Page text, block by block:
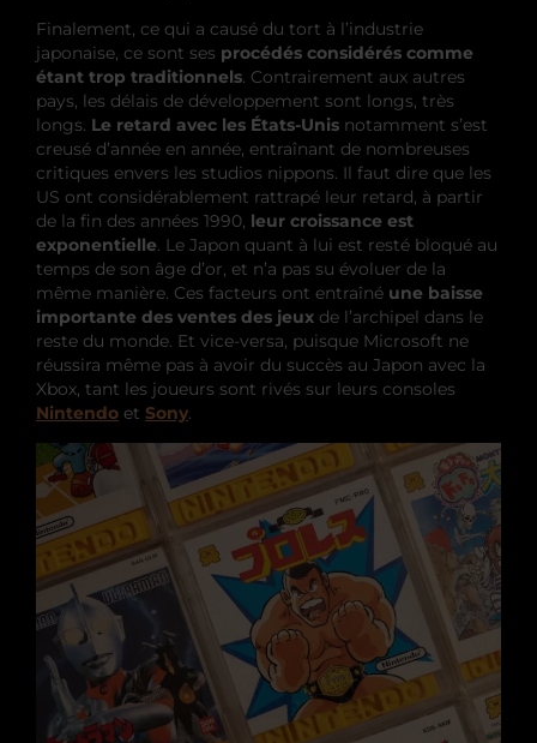
Finalement, ce qui a causé du tort à l’industrie
japonaise, ce sont ses procédés considérés comme
étant trop traditionnels. Contrairement aux autres
pays, les délais de développement sont longs, très
longs. Le retard avec les États-Unis notamment s’est
creusé d’année en année, entraînant de nombreuses
critiques envers les studios nippons. Il faut dire que les
US ont considérablement rattrapé leur retard, à partir
de la fin des années 1990, leur croissance est
exponentielle. Le Japon quant à lui est resté bloqué au
temps de son âge d’or, et n’a pas su évoluer de la
même manière. Ces facteurs ont entraîné une baisse
importante des ventes des jeux de l’archipel dans le
reste du monde. Et vice-versa, puisque Microsoft ne
réussira même pas à avoir du succès au Japon avec la
Xbox, tant les joueurs sont rivés sur leurs consoles
Nintendo et Sony.